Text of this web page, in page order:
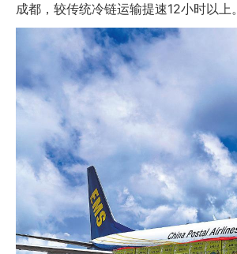
成都，较传统冷链运输提速12小时以上。